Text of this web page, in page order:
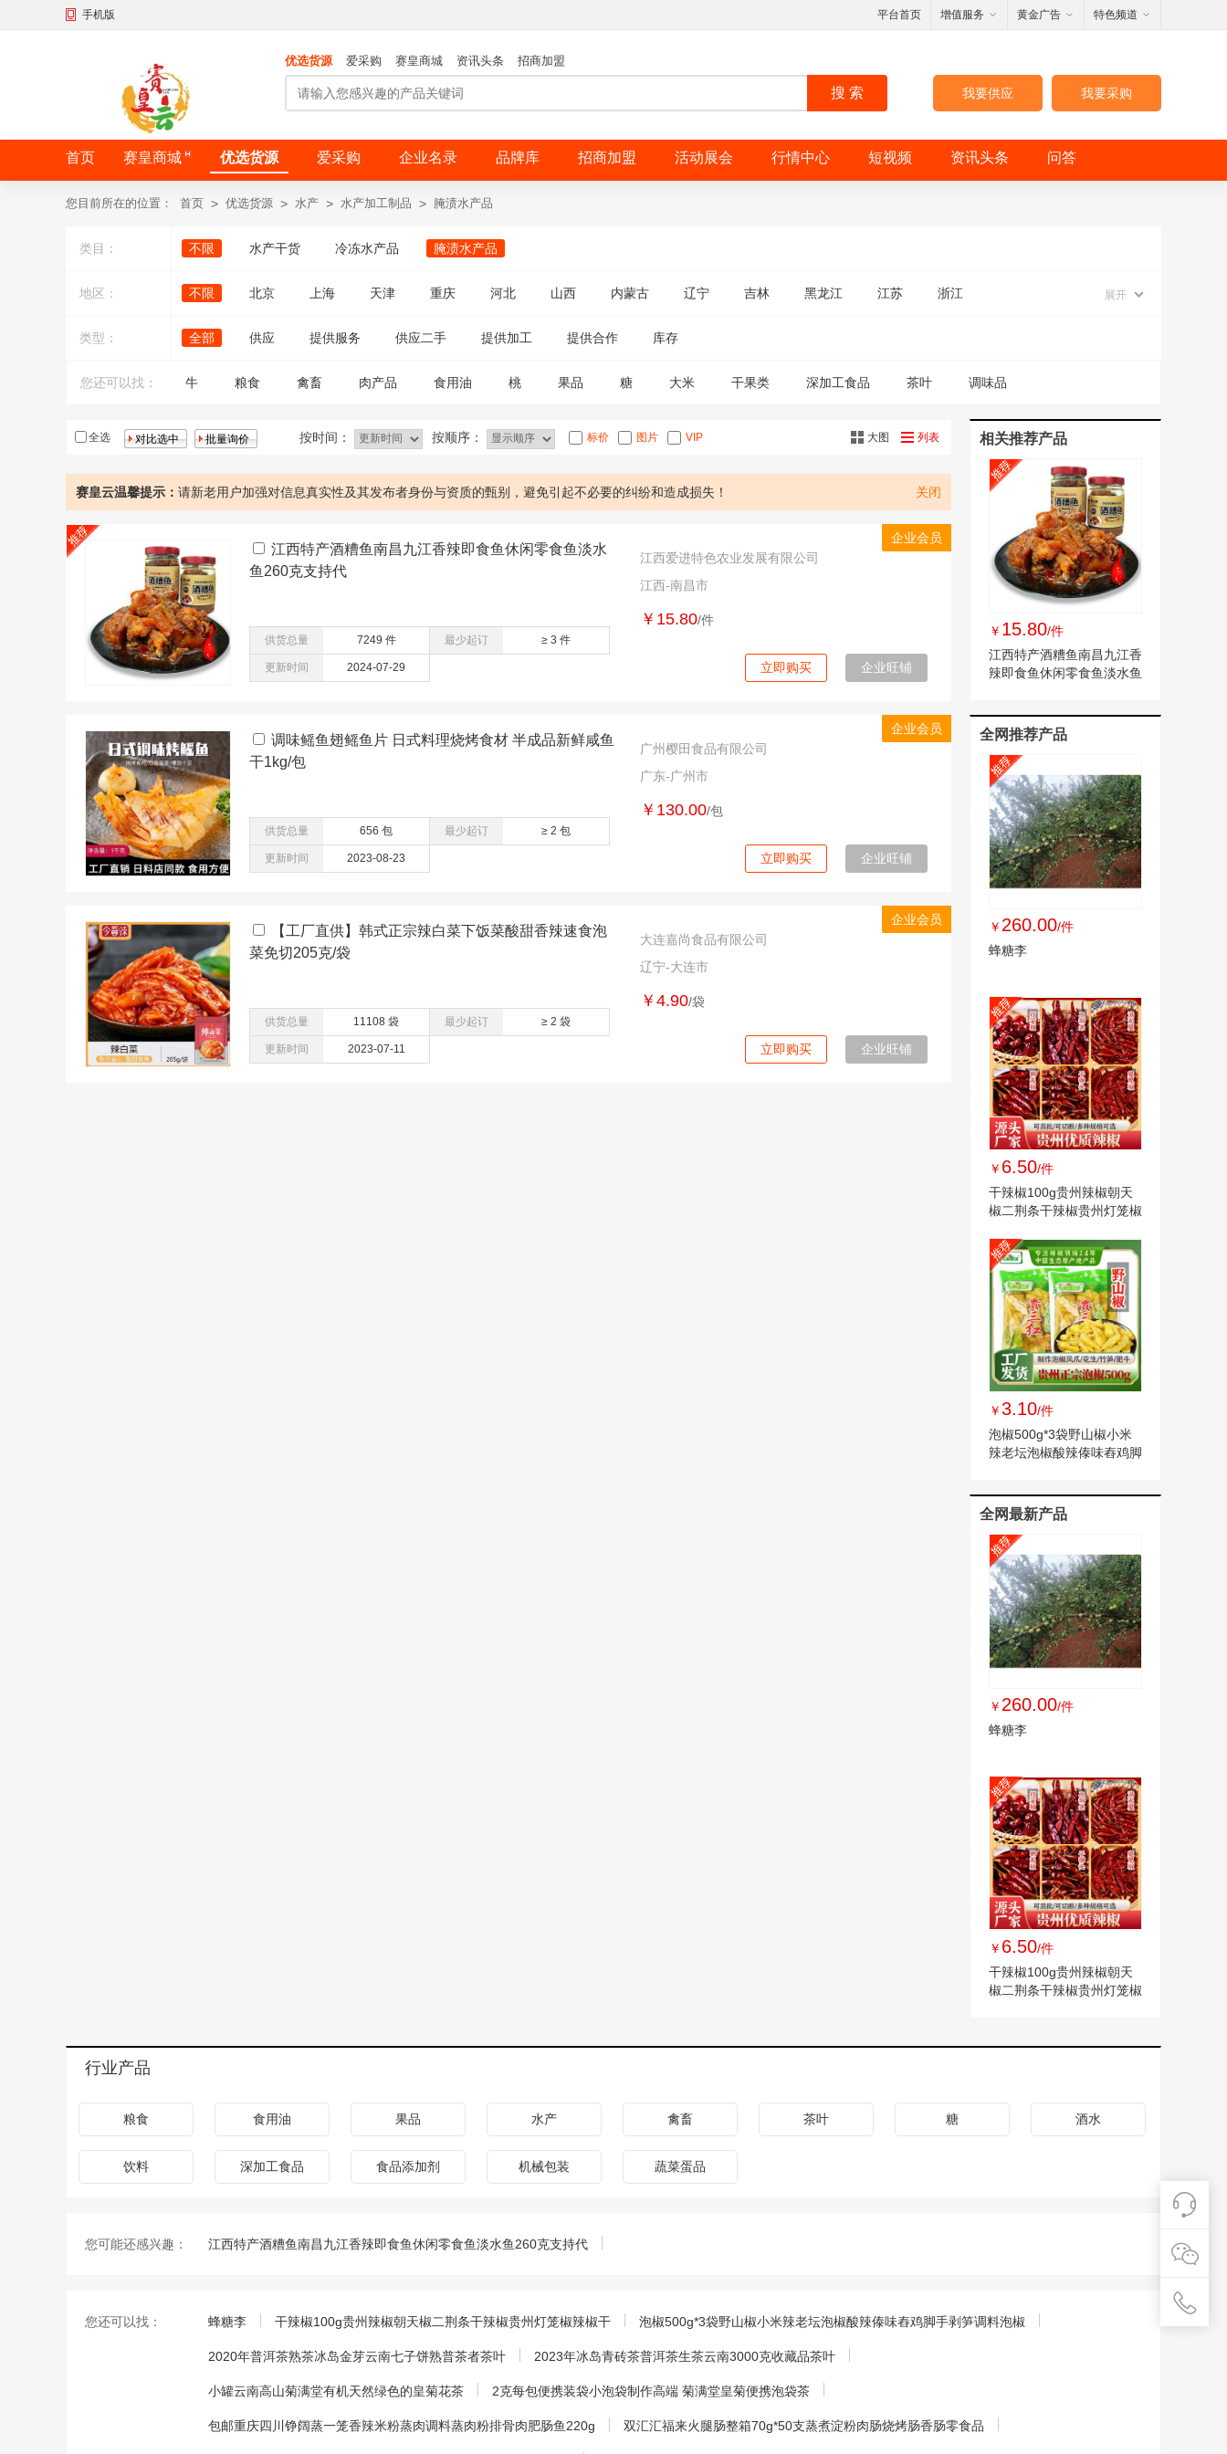
手机版 平台首页 增值服务 黄金广告 特色频道
优选货源 爱采购 赛皇商城 资讯头条 招商加盟
搜 索 我要采购
我要供应
首页 赛皇商城 优选货源 爱采购 企业名录 品牌库 招商加盟 活动展会 行情中心 短视频 资讯头条 问答
您目前所在的位置： 首页 > 优选货源 > 水产 > 水产加工制品 > 腌渍水产品
类目： 不限 水产干货 冷冻水产品 腌渍水产品
地区： 不限 北京 上海 天津 重庆 河北 山西 内蒙古 辽宁 吉林 黑龙江 江苏 浙江 展开
类型： 全部 供应 提供服务 供应二手 提供加工 提供合作 库存
您还可以找： 牛 粮食 禽畜 肉产品 食用油 桃 果品 糖 大米 干果类 深加工食品 茶叶 调味品
全选 按时间： 按顺序： 标价 图片 VIP 大图 列表
赛皇云温馨提示： 请新老用户加强对信息真实性及其发布者身份与资质的甄别，避免引起不必要的纠纷和造成损失！ 关闭
￥15.80/件
江西特产酒糟鱼南昌九江香辣即食鱼休闲零食鱼淡水
鱼260克支持代
江西爱进特色农业发展有限公司
江西-南昌市
企业会员
立即购买 企业旺铺
供货总量 7249 件 最少起订 ≥ 3 件
更新时间 2024-07-29
￥130.00/包
调味鳐鱼翅鳐鱼片 日式料理烧烤食材 半成品新鲜咸鱼
干1kg/包
广州樱田食品有限公司
广东-广州市
企业会员
立即购买 企业旺铺
供货总量 656 包 最少起订 ≥ 2 包
更新时间 2023-08-23
￥4.90/袋
【工厂直供】韩式正宗辣白菜下饭菜酸甜香辣速食泡
菜免切205克/袋
大连嘉尚食品有限公司
辽宁-大连市
企业会员
立即购买 企业旺铺
供货总量 11108 袋 最少起订 ≥ 2 袋
更新时间 2023-07-11
相关推荐产品
￥ 15.80/件
江西特产酒糟鱼南昌九江香
辣即食鱼休闲零食鱼淡水鱼
全网推荐产品
￥ 260.00/件
蜂糖李
￥ 6.50/件
干辣椒100g贵州辣椒朝天
椒二荆条干辣椒贵州灯笼椒
￥3.10/件
泡椒500g*3袋野山椒小米
辣老坛泡椒酸辣傣味舂鸡脚
全网最新产品
￥ 260.00/件
蜂糖李
￥ 6.50/件
干辣椒100g贵州辣椒朝天
椒二荆条干辣椒贵州灯笼椒
行业产品
粮食 食用油 果品 水产 禽畜 茶叶 糖 酒水
饮料 深加工食品 食品添加剂 机械包装 蔬菜蛋品
您可能还感兴趣： 江西特产酒糟鱼南昌九江香辣即食鱼休闲零食鱼淡水鱼260克支持代
您还可以找： 蜂糖李 干辣椒100g贵州辣椒朝天椒二荆条干辣椒贵州灯笼椒辣椒干 泡椒500g*3袋野山椒小米辣老坛泡椒酸辣傣味舂鸡脚手剥笋调料泡椒
2020年普洱茶熟茶冰岛金芽云南七子饼熟普茶者茶叶 2023年冰岛青砖茶普洱茶生茶云南3000克收藏品茶叶
小罐云南高山菊满堂有机天然绿色的皇菊花茶 2克每包便携装袋小泡袋制作高端 菊满堂皇菊便携泡袋茶
包邮重庆四川铮阔蒸一笼香辣米粉蒸肉调料蒸肉粉排骨肉肥肠鱼220g 双汇汇福来火腿肠整箱70g*50支蒸煮淀粉肉肠烧烤肠香肠零食品